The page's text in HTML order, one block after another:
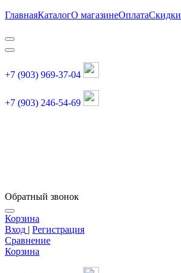
ГлавнаяКаталогО магазинеОплатаСкидки
+7 (903) 969-37-04
+7 (903) 246-54-69
Обратный звонок
Корзина
Вход | Регистрация
Сравнение
Корзина